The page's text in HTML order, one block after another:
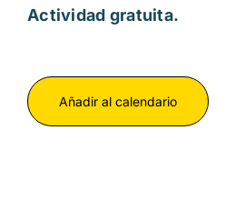
Actividad gratuita.
Añadir al calendario